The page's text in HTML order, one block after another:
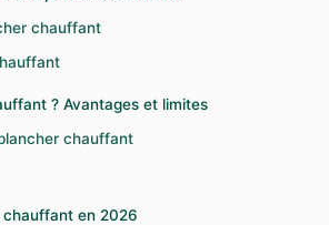
chauffant
? Avantages et limites
chauffant
chauffant en 2026